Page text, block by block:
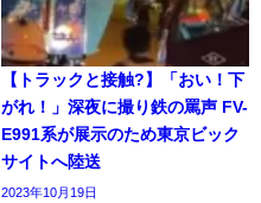
【トラックと接触?】「おい！下
がれ！」深夜に撮り鉄の罵声 FV-
E991系が展示のため東京ビック
サイトへ陸送
2023年10月19日